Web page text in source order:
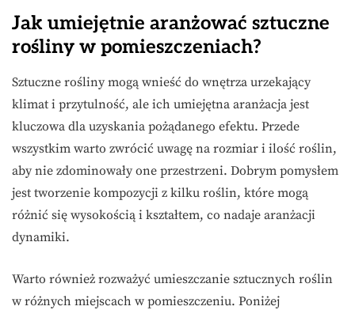
Jak umiejętnie aranżować sztuczne
rośliny w pomieszczeniach?
Sztuczne rośliny mogą wnieść do wnętrza urzekający
klimat i przytulność, ale ich umiejętna aranżacja jest
kluczowa dla uzyskania pożądanego efektu. Przede
wszystkim warto zwrócić uwagę na rozmiar i ilość roślin,
aby nie zdominowały one przestrzeni. Dobrym pomysłem
jest tworzenie kompozycji z kilku roślin, które mogą
różnić się wysokością i kształtem, co nadaje aranżacji
dynamiki.
Warto również rozważyć umieszczanie sztucznych roślin
w różnych miejscach w pomieszczeniu. Poniżej